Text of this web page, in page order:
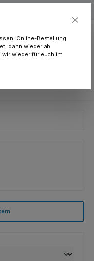
Online-Bestellung
dann wieder ab
wieder für euch im